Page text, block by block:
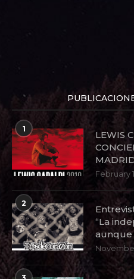
1
LEWIS
February
2
“La
aunque
November